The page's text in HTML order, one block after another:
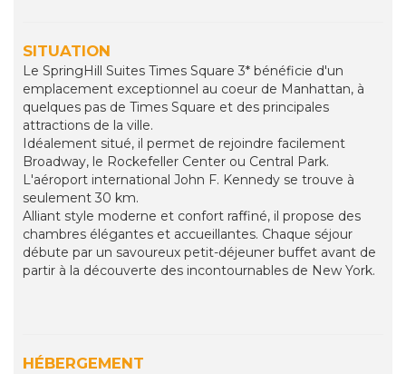
SITUATION
Le SpringHill Suites Times Square 3* bénéficie d'un
emplacement exceptionnel au coeur de Manhattan, à
quelques pas de Times Square et des principales
attractions de la ville.
Idéalement situé, il permet de rejoindre facilement
Broadway, le Rockefeller Center ou Central Park.
L'aéroport international John F. Kennedy se trouve à
seulement 30 km.
Alliant style moderne et confort raffiné, il propose des
chambres élégantes et accueillantes. Chaque séjour
débute par un savoureux petit-déjeuner buffet avant de
partir à la découverte des incontournables de New York.
HÉBERGEMENT